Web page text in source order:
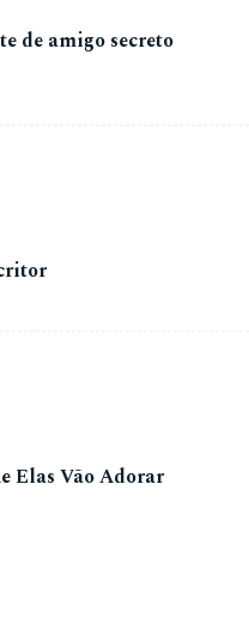
de amigo secreto
Elas Vão Adorar